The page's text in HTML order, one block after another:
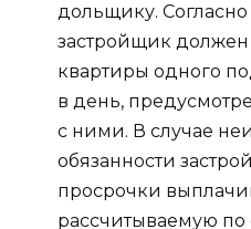
дольщику. Согласно
застройщик должен
квартиры одного
в день,
с ними. В случае
обязанности
просрочки
рассчитываемую по